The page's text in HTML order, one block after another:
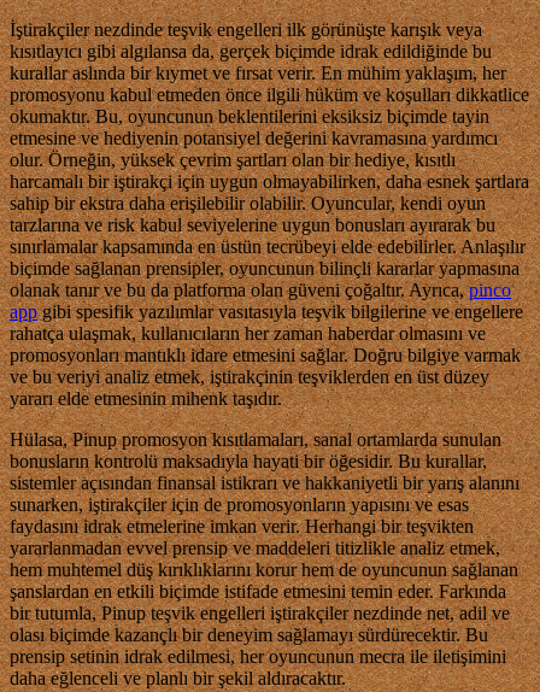
İştirakçiler nezdinde teşvik engelleri ilk görünüşte karışık veya
kısıtlayıcı gibi algılansa da, gerçek biçimde idrak edildiğinde bu
kurallar aslında bir kıymet ve fırsat verir. En mühim yaklaşım, her
promosyonu kabul etmeden önce ilgili hüküm ve koşulları dikkatlice
okumaktır. Bu, oyuncunun beklentilerini eksiksiz biçimde tayin
etmesine ve hediyenin potansiyel değerini kavramasına yardımcı
olur. Örneğin, yüksek çevrim şartları olan bir hediye, kısıtlı
harcamalı bir iştirakçi için uygun olmayabilirken, daha esnek şartlara
sahip bir ekstra daha erişilebilir olabilir. Oyuncular, kendi oyun
tarzlarına ve risk kabul seviyelerine uygun bonusları ayırarak bu
sınırlamalar kapsamında en üstün tecrübeyi elde edebilirler. Anlaşılır
biçimde sağlanan prensipler, oyuncunun bilinçli kararlar yapmasına
olanak tanır ve bu da platforma olan güveni çoğaltır. Ayrıca,pinco
appgibi spesifik yazılımlar vasıtasıyla teşvik bilgilerine ve engellere
rahatça ulaşmak, kullanıcıların her zaman haberdar olmasını ve
promosyonları mantıklı idare etmesini sağlar. Doğru bilgiye varmak
ve bu veriyi analiz etmek, iştirakçinin teşviklerden en üst düzey
yararı elde etmesinin mihenk taşıdır.
Hülasa, Pinup promosyon kısıtlamaları, sanal ortamlarda sunulan
bonusların kontrolü maksadıyla hayati bir öğesidir. Bu kurallar,
sistemler açısından finansal istikrarı ve hakkaniyetli bir yarış alanını
sunarken, iştirakçiler için de promosyonların yapısını ve esas
faydasını idrak etmelerine imkan verir. Herhangi bir teşvikten
yararlanmadan evvel prensip ve maddeleri titizlikle analiz etmek,
hem muhtemel düş kırıklıklarını korur hem de oyuncunun sağlanan
şanslardan en etkili biçimde istifade etmesini temin eder. Farkında
bir tutumla, Pinup teşvik engelleri iştirakçiler nezdinde net, adil ve
olası biçimde kazançlı bir deneyim sağlamayı sürdürecektir. Bu
prensip setinin idrak edilmesi, her oyuncunun mecra ile iletişimini
daha eğlenceli ve planlı bir şekil aldıracaktır.